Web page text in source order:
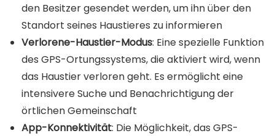
den Besitzer gesendet werden, um ihn über den
Standort seines Haustieres zu informieren
Verlorene-Haustier-Modus: Eine spezielle Funktion
des GPS-Ortungssystems, die aktiviert wird, wenn
das Haustier verloren geht. Es ermöglicht eine
intensivere Suche und Benachrichtigung der
örtlichen Gemeinschaft
App-Konnektivität: Die Möglichkeit, das GPS-